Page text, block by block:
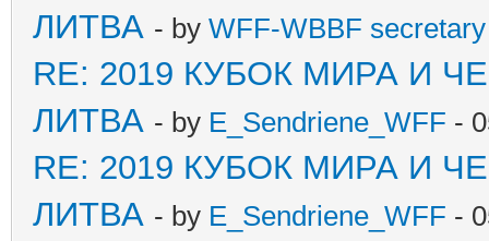
ЛИТВА - by WFF-WBBF
RE: 2019 КУБОК МИРА И
ЛИТВА - by E_Sendriene_WFF -
RE: 2019 КУБОК МИРА И
ЛИТВА - by E_Sendriene_WFF -